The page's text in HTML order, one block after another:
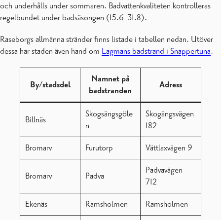
och underhålls under sommaren. Badvattenkvaliteten kontrolleras
regelbundet under badsäsongen (15.6–31.8).
Raseborgs allmänna stränder finns listade i tabellen nedan. Utöver
dessa har staden även hand om Lagmans badstrand i Snappertuna.
By/stadsdel
Namnet på
badstranden
Adress
Billnäs
Skogsängsgöle
n
Skogängsvägen
182
Bromarv Furutorp Vättlaxvägen 9
Bromarv Padva
Padvavägen
712
Ekenäs Ramsholmen Ramsholmen